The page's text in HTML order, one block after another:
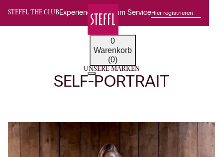
STEFFL THE CLUBExperience Premium ServiceHier registrieren
0
Warenkorb
(0)
UNSERE MARKEN
SELF-PORTRAIT